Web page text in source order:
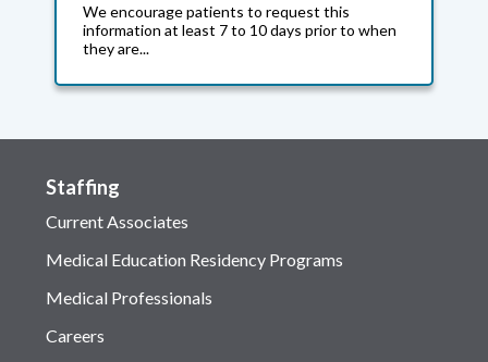
We encourage patients to request this
information at least 7 to 10 days prior to when
they are...
Staffing
Current Associates
Medical Education Residency Programs
Medical Professionals
Careers